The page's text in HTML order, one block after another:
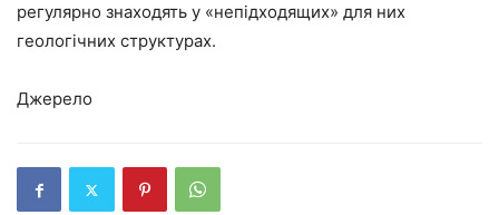
регулярно знаходять у «непідходящих» для них
геологічних структурах.
Джерело